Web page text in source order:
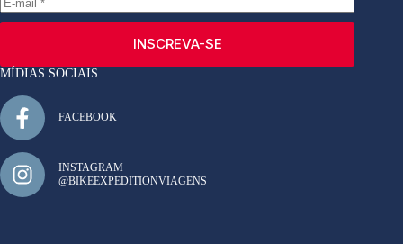
INSCREVA-SE
MÍDIAS SOCIAIS
FACEBOOK
INSTAGRAM
@BIKEEXPEDITIONVIAGENS